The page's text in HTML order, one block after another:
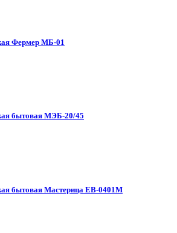
Фермер МБ-01
бытовая МЭБ-20/45
бытовая Мастерица EB-0401M